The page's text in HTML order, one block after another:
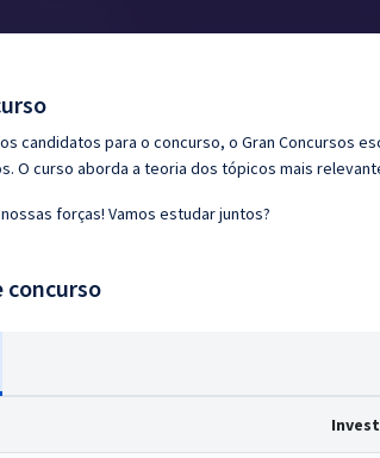
candidatos para o concurso, o Gran Concursos
O curso aborda a teoria dos tópicos mais
forças! Vamos estudar juntos?
concurso